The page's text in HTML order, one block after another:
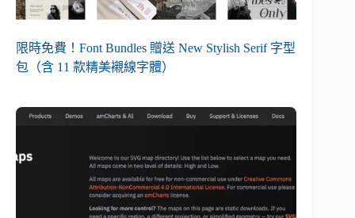
限時免費！Font Bundles 贈送 New Stylish Serif 字型
包（含 11 款精美襯線字體）